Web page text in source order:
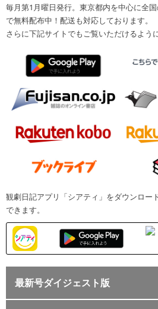
毎月第1月曜日発行。東京都内を中心に全
で無料配布中！配送も対応しております。
さらに下記サイトでもご覧いただけるよう
観劇日記アプリ「シアティ」をダウンロー
できます。
最新号ダイジェスト版